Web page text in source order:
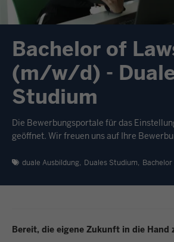
Bachelor of
(m/w/d) -
Studium
Die Bewerbungsportale für das
geöffnet. Wir freuen uns auf Ihre
duale Ausbildung Duales Studium
Bereit, die eigene Zukunft in die Hand